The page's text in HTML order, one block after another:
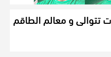
تتوالى و معالم الطاقم